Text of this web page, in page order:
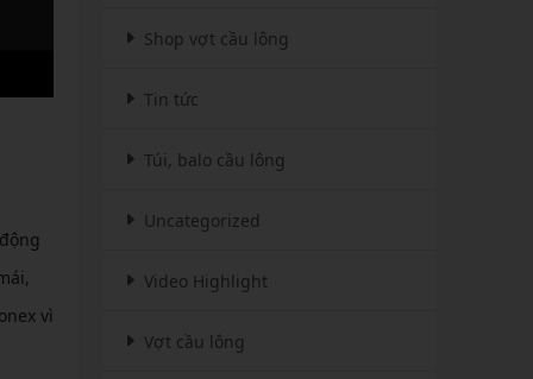
vì
Shop vợt cầu lông
Tin tức
Túi, balo cầu lông
Uncategorized
Video Highlight
Vợt cầu lông